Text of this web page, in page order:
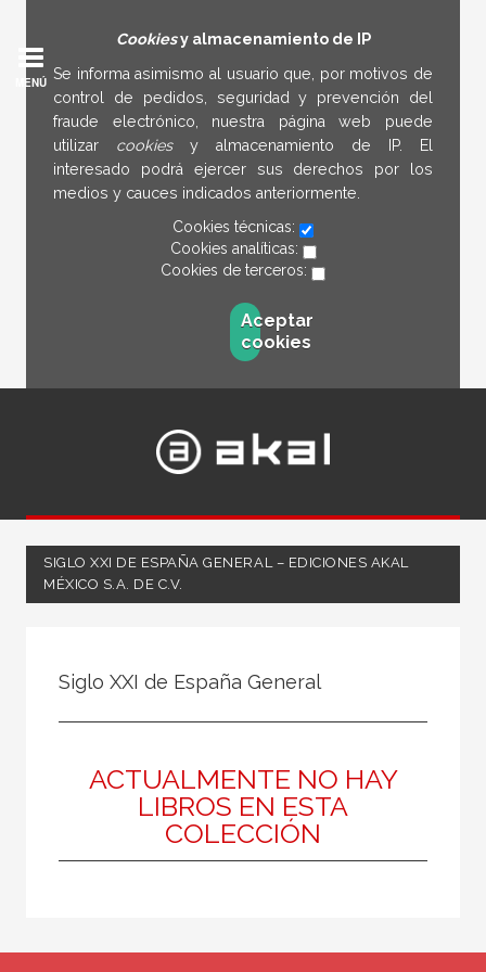
Cookiesy almacenamiento de IP
Se informa asimismo al usuario que, por motivos de
control de pedidos, seguridad y prevención del
fraude electrónico, nuestra página web puede
utilizar cookies y almacenamiento de IP. El
interesado podrá ejercer sus derechos por los
medios y cauces indicados anteriormente.
Cookies técnicas:
Cookies analíticas:
Cookies de terceros:
Aceptar
cookies
MENÚ
SIGLO XXI DE ESPAÑA GENERAL – EDICIONES AKAL
MÉXICO S.A. DE C.V.
Ciencias humanas y sociales
Música
Historia de la música
Siglo XXI de España General
ACTUALMENTE NO HAY
LIBROS EN ESTA
COLECCIÓN